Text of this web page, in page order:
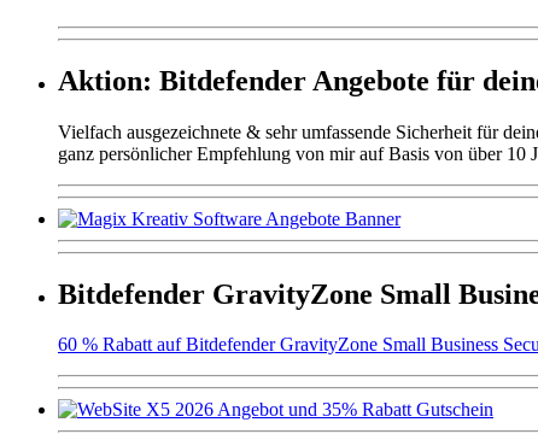
Aktion: Bitdefender Angebote für
Vielfach ausgezeichnete & sehr umfassende Sicherheit für
ganz persönlicher Empfehlung von mir auf Basis von über 10
Bitdefender GravityZone Small
60 % Rabatt auf Bitdefender GravityZone Small Business